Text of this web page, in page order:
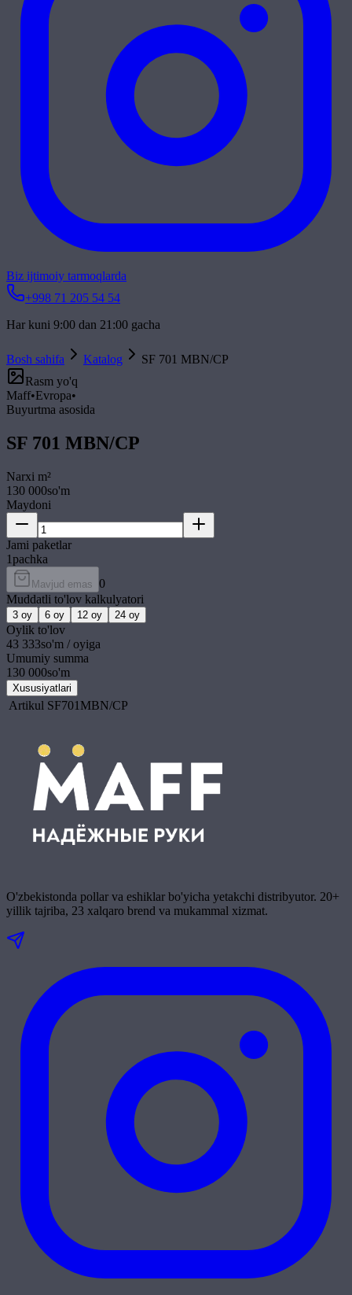
Biz ijtimoiy tarmoqlarda
+998 71 205 54 54
Har kuni 9:00 dan 21:00 gacha
Bosh sahifa Katalog
SF 701 MBN/CP
Rasm yo'q
Maff•Evropa•
Buyurtma asosida
SF 701 MBN/CP
Narxi m²
130 000so'm
Maydoni
Jami paketlar
1pachka
Mavjud emas 0
Muddatli to'lov kalkulyatori
3 oy 6 oy 12 oy 24 oy
Oylik to'lov
43 333so'm / oyiga
Umumiy summa
130 000so'm
Xususiyatlari
Artikul SF701MBN/CP
O'zbekistonda pollar va eshiklar bo'yicha yetakchi distribyutor. 20+
yillik tajriba, 23 xalqaro brend va mukammal xizmat.